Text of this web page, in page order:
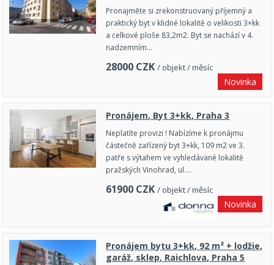
Pronajměte si zrekonstruovaný příjemný a
praktický byt v klidné lokalitě o velikosti 3+kk
a celkové ploše 83,2m2. Byt se nachází v 4.
nadzemním…
28000 CZK / objekt / měsíc
Novinka
Pronájem, Byt 3+kk, Praha 3
Neplatíte provizi ! Nabízíme k pronájmu
částečně zařízený byt 3+kk, 109 m2 ve 3.
patře s výtahem ve vyhledávané lokalitě
pražských Vinohrad, ul.…
61900 CZK / objekt / měsíc
Novinka
Pronájem bytu 3+kk, 92 m² + lodžie,
garáž, sklep, Raichlova, Praha 5